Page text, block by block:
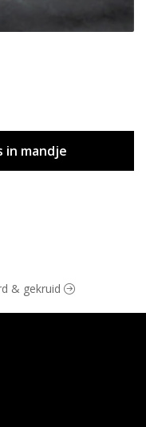
in mandje
& gekruid